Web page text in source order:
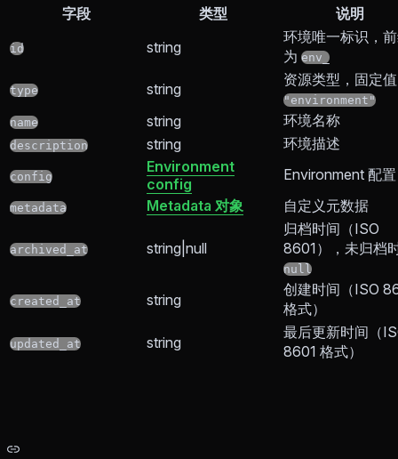
字段 类型 说明
id string
环境唯一标识，
为 env_
type string
资源类型，固定值
"environment"
name
string 环境名称
description string 环境描述
config
Environment
config
Environment 配置
metadata Metadata 对象 自定义元数据
archived_at string|null
归档时间（ISO
8601），未归档
null
created_at string
创建时间（ISO
格式）
updated_at string
最后更新时间（
8601 格式）